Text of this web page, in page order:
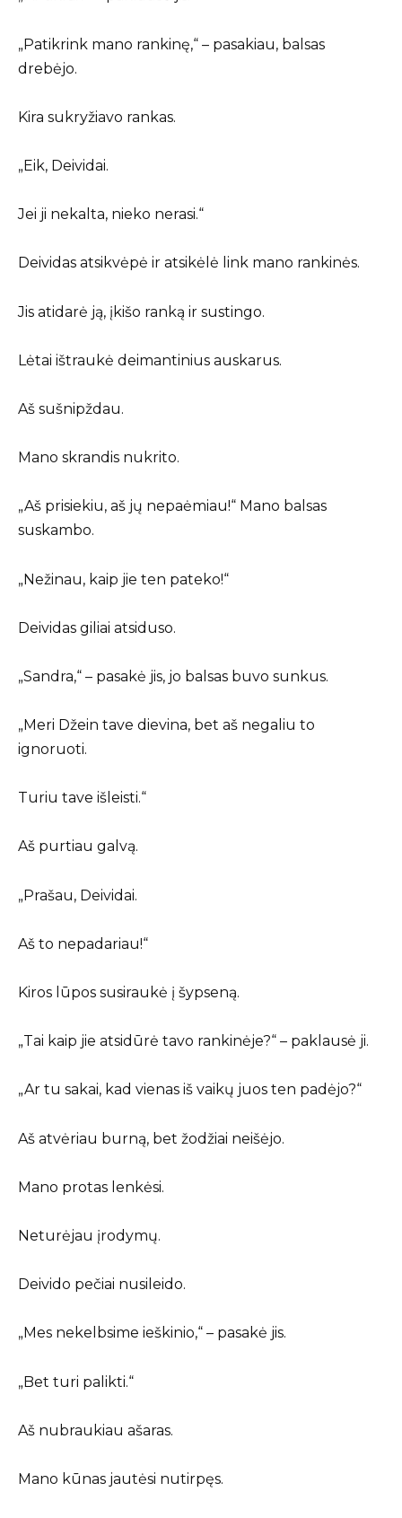
„Patikrink mano rankinę,“ – pasakiau, balsas
drebėjo.
Kira sukryžiavo rankas.
„Eik, Deividai.
Jei ji nekalta, nieko nerasi.“
Deividas atsikvėpė ir atsikėlė link mano rankinės.
Jis atidarė ją, įkišo ranką ir sustingo.
Lėtai ištraukė deimantinius auskarus.
Aš sušnipždau.
Mano skrandis nukrito.
„Aš prisiekiu, aš jų nepaėmiau!“ Mano balsas
suskambo.
„Nežinau, kaip jie ten pateko!“
Deividas giliai atsiduso.
„Sandra,“ – pasakė jis, jo balsas buvo sunkus.
„Meri Džein tave dievina, bet aš negaliu to
ignoruoti.
Turiu tave išleisti.“
Aš purtiau galvą.
„Prašau, Deividai.
Aš to nepadariau!“
Kiros lūpos susiraukė į šypseną.
„Tai kaip jie atsidūrė tavo rankinėje?“ – paklausė ji.
„Ar tu sakai, kad vienas iš vaikų juos ten padėjo?“
Aš atvėriau burną, bet žodžiai neišėjo.
Mano protas lenkėsi.
Neturėjau įrodymų.
Deivido pečiai nusileido.
„Mes nekelbsime ieškinio,“ – pasakė jis.
„Bet turi palikti.“
Aš nubraukiau ašaras.
Mano kūnas jautėsi nutirpęs.